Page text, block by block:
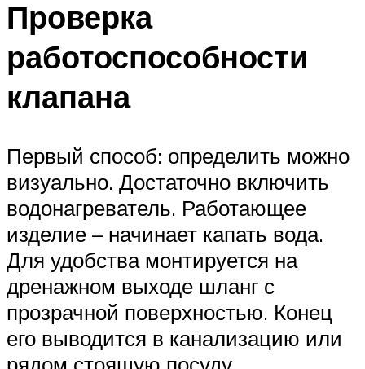
Проверка
работоспособности
клапана
Первый способ: определить можно
визуально. Достаточно включить
водонагреватель. Работающее
изделие – начинает капать вода.
Для удобства монтируется на
дренажном выходе шланг с
прозрачной поверхностью. Конец
его выводится в канализацию или